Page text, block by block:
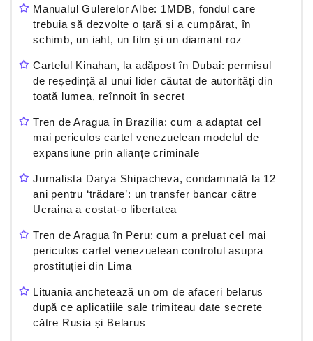
Manualul Gulerelor Albe: 1MDB, fondul care
trebuia să dezvolte o țară și a cumpărat, în
schimb, un iaht, un film și un diamant roz
Cartelul Kinahan, la adăpost în Dubai: permisul
de reședință al unui lider căutat de autorități din
toată lumea, reînnoit în secret
Tren de Aragua în Brazilia: cum a adaptat cel
mai periculos cartel venezuelean modelul de
expansiune prin alianțe criminale
Jurnalista Darya Shipacheva, condamnată la 12
ani pentru ‘trădare’: un transfer bancar către
Ucraina a costat-o libertatea
Tren de Aragua în Peru: cum a preluat cel mai
periculos cartel venezuelean controlul asupra
prostituției din Lima
Lituania anchetează un om de afaceri belarus
după ce aplicațiile sale trimiteau date secrete
către Rusia și Belarus